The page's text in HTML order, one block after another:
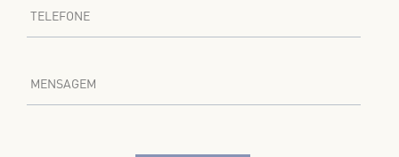
TELEFONE
MENSAGEM